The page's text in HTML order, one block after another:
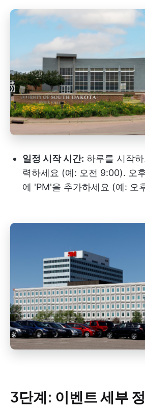
일정 시작 시간: 하루를 시작
력하세요 (예: 오전 9:00). 오
에 'PM'을 추가하세요 (예: 오
3단계: 이벤트 세부